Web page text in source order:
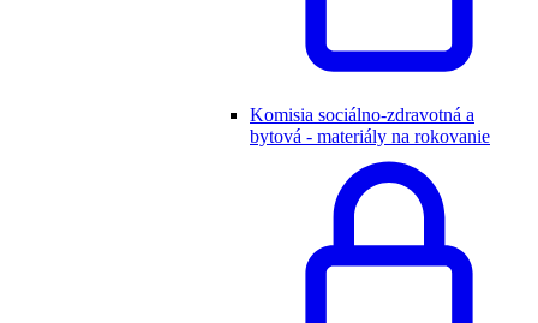
Komisia sociálno-zdravotná a
bytová - materiály na rokovanie